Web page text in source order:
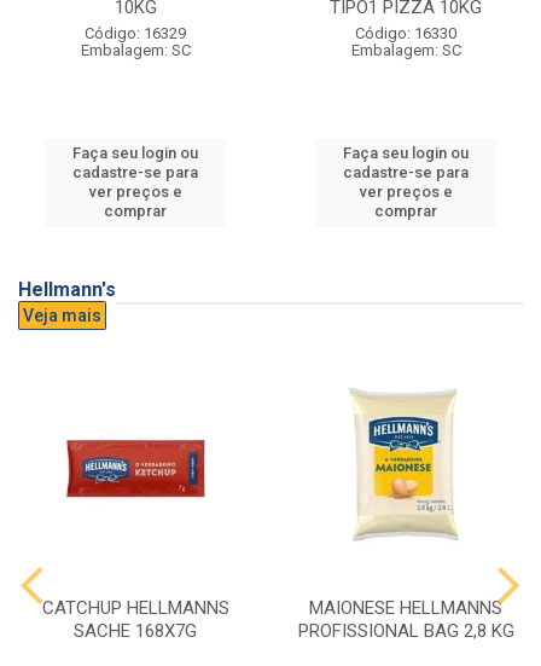
10KG
Código: 16329
Embalagem: SC
Faça seu login ou
cadastre-se para
ver preços e
comprar
TIPO1 PIZZA 10KG
Código: 16330
Embalagem: SC
Faça seu login ou
cadastre-se para
ver preços e
comprar
Hellmann's
Veja mais
CATCHUP HELLMANNS
SACHE 168X7G
MAIONESE HELLMANNS
PROFISSIONAL BAG 2,8 KG